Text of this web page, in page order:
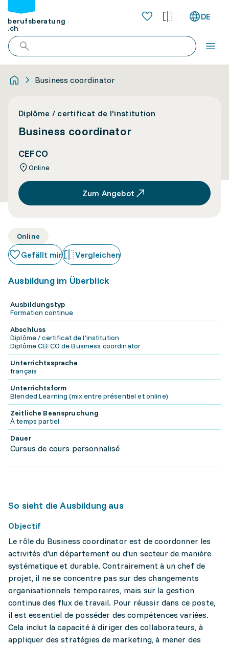
berufsberatung
.ch
DE
Business coordinator
Diplôme / certificat de l'institution
Business coordinator
CEFCO
Online
Zum Angebot
Online
Gefällt mir Vergleichen
Ausbildung im Überblick
Ausbildungstyp
Formation continue
Abschluss
Diplôme / certificat de l'institution
Diplôme CEFCO de Business coordinator
Unterrichtssprache
français
Unterrichtsform
Blended Learning (mix entre présentiel et online)
Zeitliche Beanspruchung
À temps partiel
Dauer
Cursus de cours personnalisé
So sieht die Ausbildung aus
Objectif
Le rôle du Business coordinator est de coordonner les
activités d'un département ou d'un secteur de manière
systématique et durable. Contrairement à un chef de
projet, il ne se concentre pas sur des changements
organisationnels temporaires, mais sur la gestion
continue des flux de travail. Pour réussir dans ce poste,
il est essentiel de posséder des compétences variées.
Cela inclut la capacité à diriger des collaborateurs, à
appliquer des stratégies de marketing, à mener des